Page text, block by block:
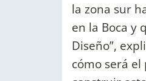
la zona sur
en la Boca y
Diseño”,
cómo será